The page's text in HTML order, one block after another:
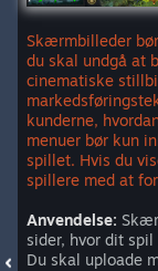
Skærmbilleder
du skal undgå at
cinematiske
kunderne,
menuer bør kun
spillet. Hvis du
spillere med at
Anvendelse:
sider, hvor dit
Du skal uploade